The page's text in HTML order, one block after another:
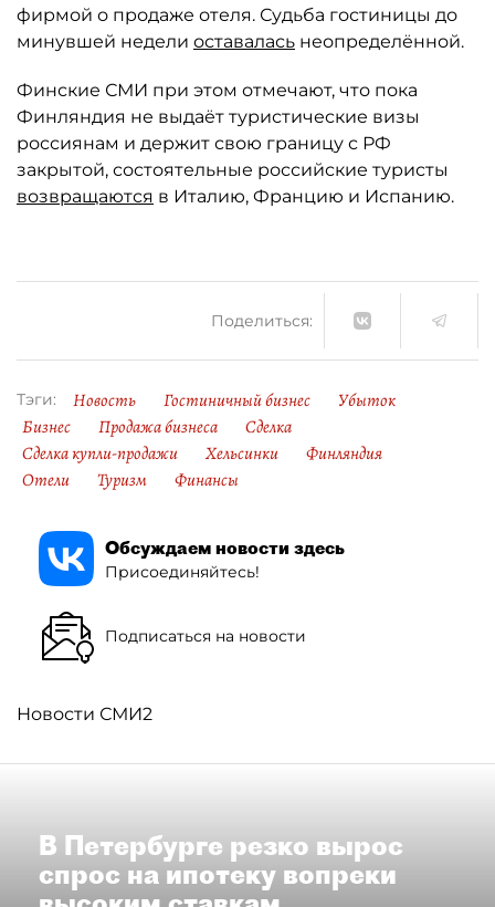
фирмой о продаже отеля. Судьба гостиницы до
минувшей недели оставалась неопределённой.
Финские СМИ при этом отмечают, что пока
Финляндия не выдаёт туристические визы
россиянам и держит свою границу с РФ
закрытой, состоятельные российские туристы
возвращаются в Италию, Францию и Испанию.
Поделиться:
Тэги: Новость Гостиничный бизнес
Убыток
Бизнес
Продажа бизнеса
Сделка
Сделка купли-продажи
Хельсинки
Финляндия
Отели
Туризм Финансы
Обсуждаем новости здесь
Присоединяйтесь!
Подписаться на новости
Новости СМИ2
В Петербурге резко вырос
спрос на ипотеку вопреки